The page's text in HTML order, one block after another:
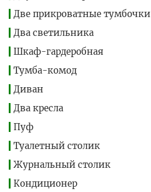
Две прикроватные тумбочки
Два светильника
Шкаф-гардеробная
Тумба-комод
Диван
Два кресла
Пуф
Туалетный столик
Журнальный столик
Кондиционер